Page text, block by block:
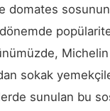
domates
popülarite
Michelin
sokak
sunulan bu